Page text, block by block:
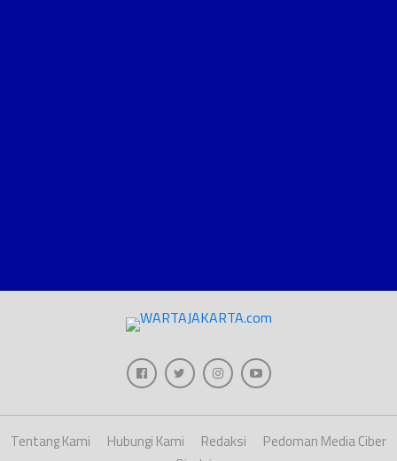
Tentang Kami Hubungi Kami Redaksi
Pedoman Media Ciber